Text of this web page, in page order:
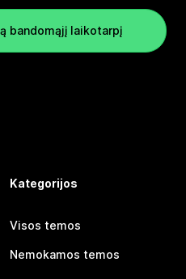
bandomąjį laikotarpį
Kategorijos
Visos temos
Nemokamos temos